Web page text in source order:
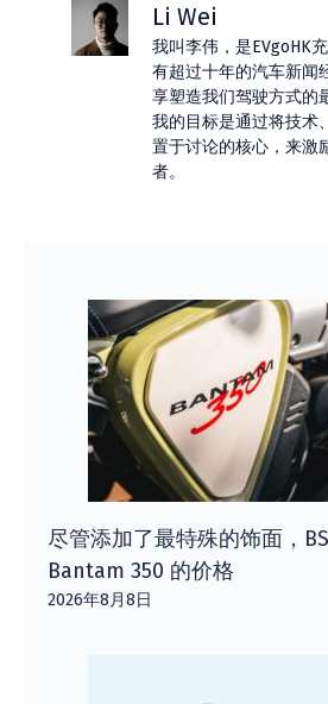
Li Wei
我叫李伟，是EVgoHK
有超过十年的汽车新闻
享塑造我们驾驶方式的
我的目标是通过将技术
置于讨论的核心，来激
者。
尽管添加了最特殊的饰面，
Bantam 350 的价格
2026年8月8日